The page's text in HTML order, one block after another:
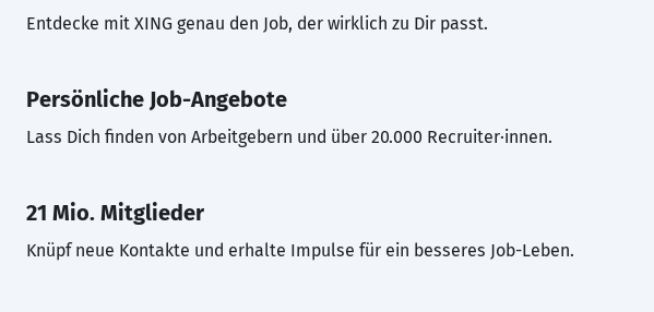
Entdecke mit XING genau den Job, der wirklich zu Dir passt.
Persönliche Job-Angebote
Lass Dich finden von Arbeitgebern und über 20.000 Recruiter·innen.
21 Mio. Mitglieder
Knüpf neue Kontakte und erhalte Impulse für ein besseres Job-Leben.